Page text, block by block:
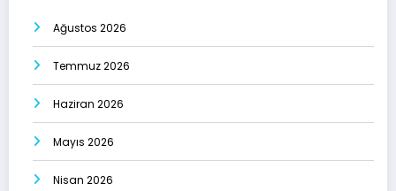
Ağustos 2026
Temmuz 2026
Haziran 2026
Mayıs 2026
Nisan 2026